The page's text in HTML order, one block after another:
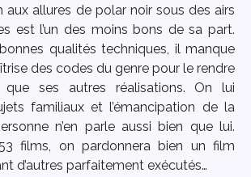
aux allures de polar noir sous des airs
est l’un des moins bons de sa part.
qualités techniques, il manque
des codes du genre pour le rendre
que ses autres réalisations. On lui
familiaux et l’émancipation de la
n’en parle aussi bien que lui.
films, on pardonnera bien un film
d’autres parfaitement exécutés…